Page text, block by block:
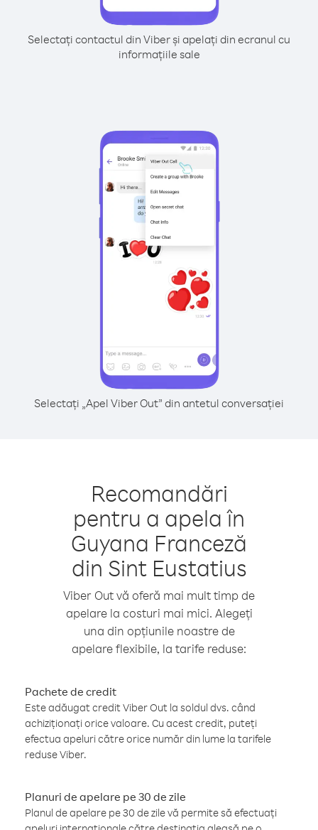
Selectați contactul din Viber și apelați din ecranul cu
informațiile sale
Selectați „Apel Viber Out” din antetul conversației
Recomandări
pentru a apela în
Guyana Franceză
din Sint Eustatius
Viber Out vă oferă mai mult timp de
apelare la costuri mai mici. Alegeți
una din opțiunile noastre de
apelare flexibile, la tarife reduse:
Pachete de credit
Este adăugat credit Viber Out la soldul dvs. când
achiziționați orice valoare. Cu acest credit, puteți
efectua apeluri către orice număr din lume la tarifele
reduse Viber.
Planuri de apelare pe 30 de zile
Planul de apelare pe 30 de zile vă permite să efectuați